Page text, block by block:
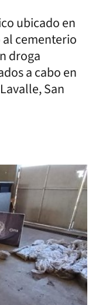
ubicado en
al cementerio
droga
a cabo en
San